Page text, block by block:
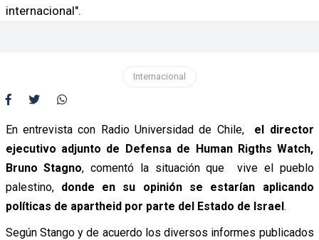
internacional".
Internacional
En entrevista con Radio Universidad de Chile, el director
ejecutivo adjunto de Defensa de Human Rigths Watch,
Bruno Stagno, comentó la situación que vive el pueblo
palestino,donde en su opinión se estarían aplicando
políticas de apartheid por parte del Estado de Israel.
Según Stango y de acuerdo los diversos informes publicados